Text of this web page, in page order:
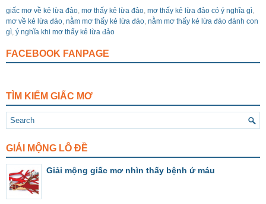
giấc mơ về kẻ lừa đảo mơ thấy kẻ lừa đảo mơ thấy kẻ lừa đảo có ý nghĩa gì
mơ về kẻ lừa đảo nằm mơ thấy kẻ lừa đảo nằm mơ thấy kẻ lừa đảo đánh con
gì ý nghĩa khi mơ thấy kẻ lừa đảo
FACEBOOK FANPAGE
TÌM KIẾM GIẤC MƠ
GIẢI MỘNG LÔ ĐỀ
Giải mộng giấc mơ nhìn thấy bệnh ứ máu